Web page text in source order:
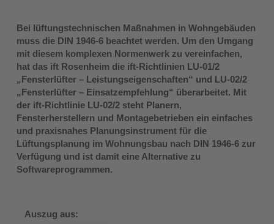
Bei lüftungstechnischen Maßnahmen in Wohngebäuden
muss die DIN 1946-6 beachtet werden. Um den Umgang
mit diesem komplexen Normenwerk zu vereinfachen,
hat das ift Rosenheim die ift-Richtlinien LU‑01/2
„Fensterlüfter – Leistungseigenschaften“ und LU‑02/2
„Fensterlüfter – Einsatzempfehlung“ überarbeitet. Mit
der ift-Richtlinie LU‑02/2 steht Planern,
Fensterherstellern und Montagebetrieben ein einfaches
und praxisnahes Planungsinstrument für die
Lüftungsplanung im Wohnungsbau nach DIN 1946‑6 zur
Verfügung und ist damit eine Alternative zu
Softwareprogrammen.
Auszug aus: